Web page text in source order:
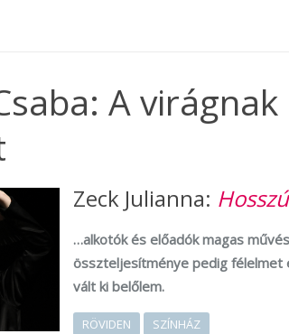
A
Zeck Julianna:
…alkotók és előadók magas
összteljesítménye pedig
vált ki belőlem.
RÖVIDEN SZÍNHÁZ